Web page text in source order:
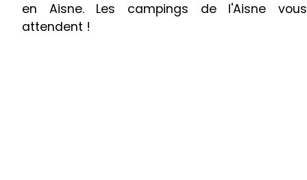
en Aisne. Les campings de l'Aisne vous
attendent !